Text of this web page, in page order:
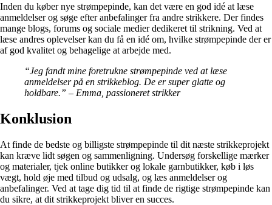
Inden du køber nye strømpepinde, kan det være en god idé at læse
anmeldelser og søge efter anbefalinger fra andre strikkere. Der findes
mange blogs, forums og sociale medier dedikeret til strikning. Ved at
læse andres oplevelser kan du få en idé om, hvilke strømpepinde der er
af god kvalitet og behagelige at arbejde med.
“Jeg fandt mine foretrukne strømpepinde ved at læse
anmeldelser på en strikkeblog. De er super glatte og
holdbare.” – Emma, passioneret strikker
Konklusion
At finde de bedste og billigste strømpepinde til dit næste strikkeprojekt
kan kræve lidt søgen og sammenligning. Undersøg forskellige mærker
og materialer, tjek online butikker og lokale garnbutikker, køb i løs
vægt, hold øje med tilbud og udsalg, og læs anmeldelser og
anbefalinger. Ved at tage dig tid til at finde de rigtige strømpepinde kan
du sikre, at dit strikkeprojekt bliver en succes.